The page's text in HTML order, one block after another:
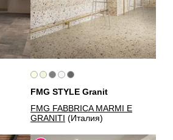
FMG STYLE Granit
FMG FABBRICA MARMI E
GRANITI (Италия)